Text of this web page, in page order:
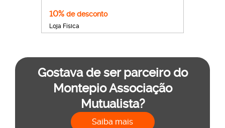
10% de desconto
Loja Física
Gostava de ser parceiro do
Montepio Associação
Mutualista?
Saiba mais